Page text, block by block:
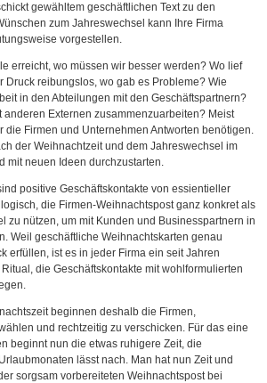
gewähltem geschäftlichen Text zu den
zum Jahreswechsel kann Ihre Firma
vorgestellen.
erreicht, wo müssen wir besser werden? Wo lief
Druck reibungslos, wo gab es Probleme? Wie
in den Abteilungen mit den Geschäftspartnern?
anderen Externen zusammenzuarbeiten? Meist
die Firmen und Unternehmen Antworten benötigen.
der Weihnachtzeit und dem Jahreswechsel im
mit neuen Ideen durchzustarten.
positive Geschäftskontakte von essientieller
die Firmen-Weihnachtspost ganz konkret als
zu nützen, um mit Kunden und Businesspartnern in
Weil geschäftliche Weihnachtskarten genau
erfüllen, ist es in jeder Firma ein seit Jahren
die Geschäftskontakte mit wohlformulierten
beginnen deshalb die Firmen,
und rechtzeitig zu verschicken. Für das eine
beginnt nun die etwas ruhigere Zeit, die
lässt nach. Man hat nun Zeit und
sorgsam vorbereiteten Weihnachtspost bei